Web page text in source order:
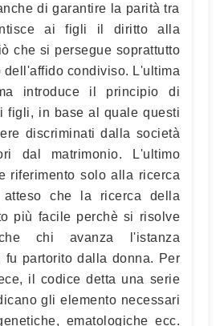
di garantire la parità tra
ai figli il diritto alla
che si persegue soprattutto
dell'affido condiviso. L'ultima
introduce il principio di
figli, in base al quale questi
discriminati dalla società
dal matrimonio. L'ultimo
riferimento solo alla ricerca
atteso che la ricerca della
più facile perchè si risolve
chi avanza l'istanza
fu partorito dalla donna. Per
il codice detta una serie
gli elemento necessari
ematologiche ecc.